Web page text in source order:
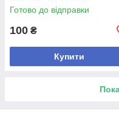
комплекта з 2-х штук)
Готово до відправки
100 ₴
Купити